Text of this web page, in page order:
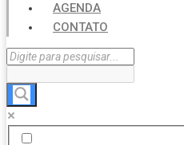
AGENDA
CONTATO